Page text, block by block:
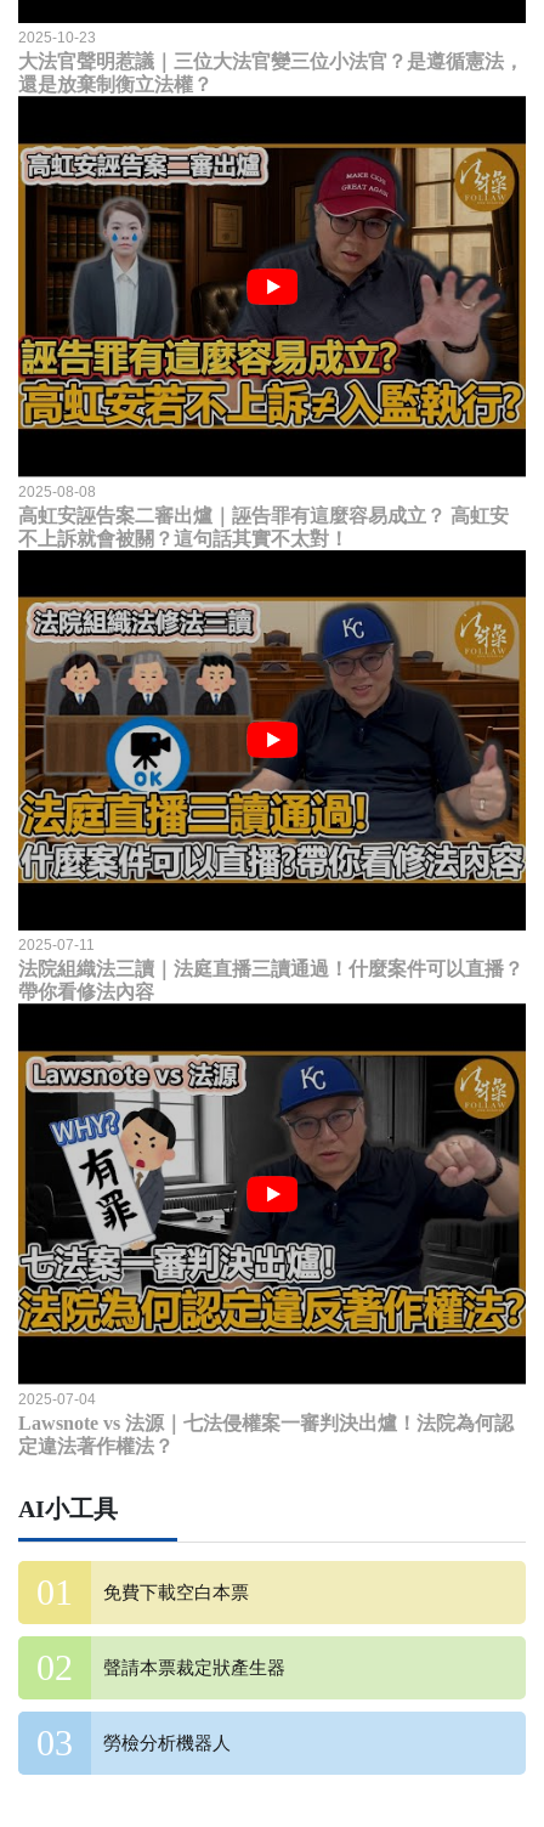
2025-10-23
大法官聲明惹議｜三位大法官變三位小法官？是遵循憲法，
還是放棄制衡立法權？
2025-08-08
高虹安誣告案二審出爐｜誣告罪有這麼容易成立？ 高虹安
不上訴就會被關？這句話其實不太對！
2025-07-11
法院組織法三讀｜法庭直播三讀通過！什麼案件可以直播？
帶你看修法內容
2025-07-04
Lawsnote vs 法源｜七法侵權案一審判決出爐！法院為何認
定違法著作權法？
AI小工具
免費下載空白本票
聲請本票裁定狀產生器
勞檢分析機器人